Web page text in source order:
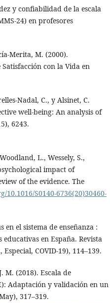
y confiabilidad de la escala
24) en profesores
Merita, M. (2000).
con la Vida en
Nadal, C., y Alsinet, C.
well-being: An analysis of
6243.
L., Wessely, S.,
impact of
of the evidence. The
10.1016/S0140-6736(20)30460-
el sistema de enseñanza :
en España. Revista
COVID-19), 114–139.
M. (2018). Escala de
Adaptación y validación en un
317–319.